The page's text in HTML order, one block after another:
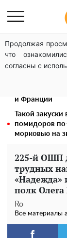
Продолжая
что
согласны с
Украинская
в Минфин с
На стадионе
и Франции
Такой
помидоров
морковью на
225-й ОШП
трудных
«Надежда»
полк
Ro
Все материалы